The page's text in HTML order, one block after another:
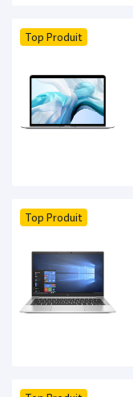
Top Produit
Top Produit